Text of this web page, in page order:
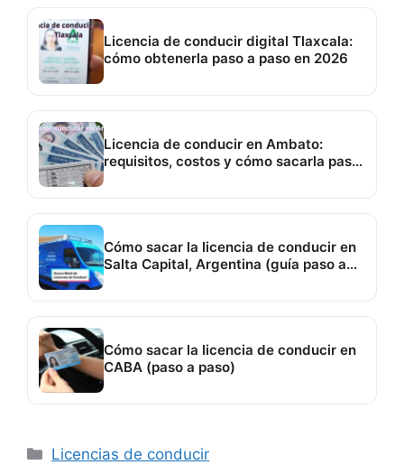
Licencia de conducir digital Tlaxcala:
cómo obtenerla paso a paso en 2026
Licencia de conducir en Ambato:
requisitos, costos y cómo sacarla paso
Cómo sacar la licencia de conducir en
Salta Capital, Argentina (guía paso a
Cómo sacar la licencia de conducir en
CABA (paso a paso)
Categorías
Licencias de conducir